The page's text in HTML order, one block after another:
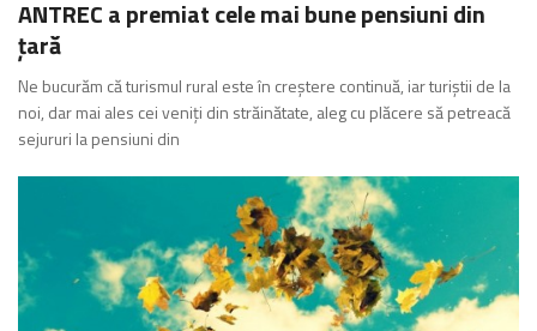
ANTREC a premiat cele mai bune pensiuni din
țară
Ne bucurăm că turismul rural este în creștere continuă, iar turiștii de la
noi, dar mai ales cei veniți din străinătate, aleg cu plăcere să petreacă
sejururi la pensiuni din